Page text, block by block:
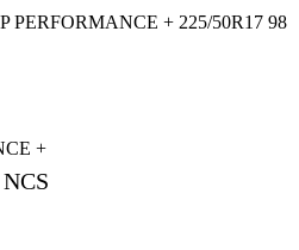
PERFORMANCE + 225/50R17 98
+